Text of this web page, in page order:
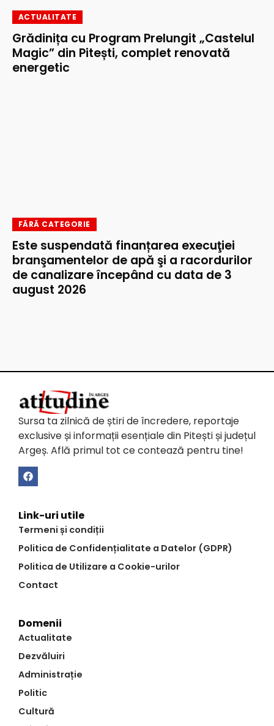
ACTUALITATE
Grădinița cu Program Prelungit „Castelul
Magic” din Pitești, complet renovată
energetic
FĂRĂ CATEGORIE
Este suspendată finanțarea execuţiei
branşamentelor de apă şi a racordurilor
de canalizare începând cu data de 3
august 2026
Sursa ta zilnică de știri de încredere, reportaje
exclusive și informații esențiale din Pitești și județul
Argeș. Află primul tot ce contează pentru tine!
Link-uri utile
Termeni și condiții
Politica de Confidențialitate a Datelor (GDPR)
Politica de Utilizare a Cookie-urilor
Contact
Domenii
Actualitate
Dezvăluiri
Administrație
Politic
Cultură